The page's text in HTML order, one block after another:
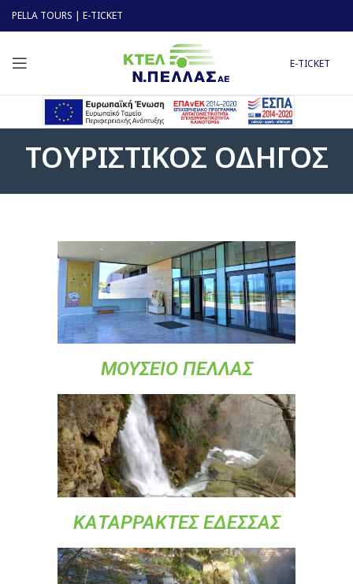
PELLA TOURS | E-TICKET
E-TICKET
ΤΟΥΡΙΣΤΙΚΟΣ ΟΔΗΓΟΣ
ΜΟΥΣΕΙΟ ΠΕΛΛΑΣ
ΚΑΤΑΡΡΑΚΤΕΣ ΕΔΕΣΣΑΣ